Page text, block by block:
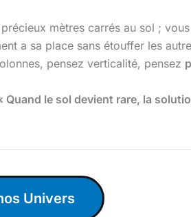
mètres carrés au sol ;
a sa place sans étouffer les
pensez verticalité, pensez
Quand le sol devient rare, la
Univers